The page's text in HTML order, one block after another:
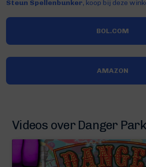
Steun Spellenbunker, koop bij deze
BOL.COM
AMAZON
Videos over Danger Park